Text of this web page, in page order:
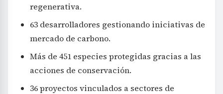
regenerativa.
63 desarrolladores gestionando iniciativas de
mercado de carbono.
Más de 451 especies protegidas gracias a las
acciones de conservación.
36 proyectos vinculados a sectores de